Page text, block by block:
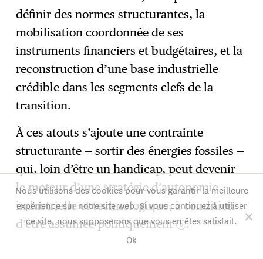
définir des normes structurantes, la
mobilisation coordonnée de ses
instruments financiers et budgétaires, et la
reconstruction d’une base industrielle
crédible dans les segments clefs de la
transition.
À ces atouts s’ajoute une contrainte
structurante — sortir des énergies fossiles —
qui, loin d’être un handicap, peut devenir
le moteur d’une stratégie d’autonomie
industrielle et technologique, à condition
d’être assumée politiquement 9 .
Nous utilisons des cookies pour vous garantir la meilleure
expérience sur notre site web. Si vous continuez à utiliser
ce site, nous supposerons que vous en êtes satisfait.
Ok